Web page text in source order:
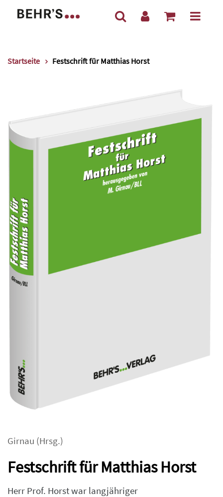
Startseite Festschrift für Matthias Horst
Girnau (Hrsg.)
Festschrift für Matthias Horst
Herr Prof. Horst war langjähriger